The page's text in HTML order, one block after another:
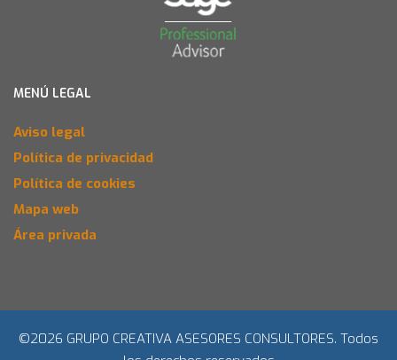
MENÚ LEGAL
Aviso legal
Política de privacidad
Política de cookies
Mapa web
Área privada
©2026 GRUPO CREATIVA ASESORES CONSULTORES. Todos